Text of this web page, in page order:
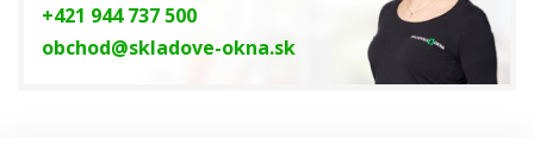
+421 944 737 500
obchod@skladove-okna.sk